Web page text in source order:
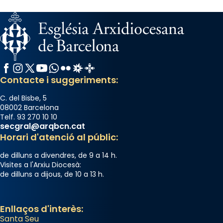
col·laboradors, a la Catedral de Barcelona.
L’arquebisbe de Barcelona, el cardenal Joan
Josep Omella, ha presidit la missa i l’ha
concelebrat el bisbe auxiliar de Barcelona,
Mons. David Abadías.
Photo
View on Facebook
Arquebisbat de Barcelona
2 weeks ago
Memòria de les santes Juliana i
Acompanyant la història de sant Cugat, a
partir de l’Edat Mitjana sorgeix la tradició
Facebook
Instagram
X / Twitter
YouTube
WhatsApp
FlickrRadio Estel
Catalunya Cristiana
Contacte i suggeriments:
C. del Bisbe, 5
08002 Barcelona
Telf. 93 270 10 10
secgral@arqbcn.cat
Horari d'atenció al públic:
de dilluns a divendres, de 9 a 14 h.
Visites a l'Arxiu Diocesà:
de dilluns a dijous, de 10 a 13 h.
Enllaços d'interès:
Santa Seu